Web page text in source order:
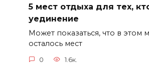
5 мест отдыха для тех,
уединение
Может показаться, что в этом
осталось мест
0 1.6к.